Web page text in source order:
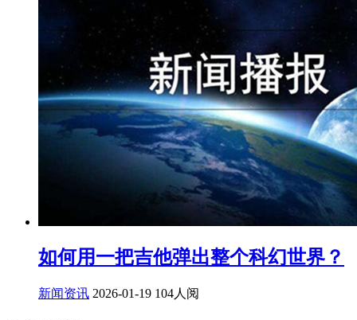
如何用一把吉他弹出整个科幻世界？
新闻资讯 2026-01-19 104人阅